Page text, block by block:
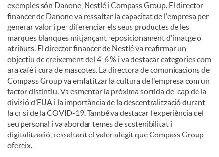
exemples són Danone, Nestlé i Compass Group. El director
financer de Danone va ressaltar la capacitat de l'empresa per
generar valor i per diferenciar els seus productes de les
marques blanques mitjançant reposicionament d'imatge o
atributs. El director financer de Nestlé va reafirmar un
objectiu de creixement del 4-6 % i va destacar categories com
ara cafè i cura de mascotes. La directora de comunicacions de
Compass Group va emfatitzar la cultura de l'empresa com un
factor distintiu. Va esmentar la pròxima sortida del cap de la
divisió d’EUA i la importància de la descentralització durant
la crisi de la COVID-19. També va destacar l'experiència del
seu personal i va abordar temes de sostenibilitat i
digitalització, ressaltant el valor afegit que Compass Group
ofereix.